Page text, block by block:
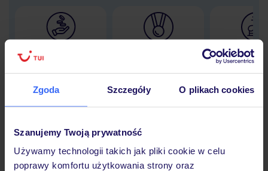
Zgoda Szczegóły O plikach cookies
Szanujemy Twoją prywatność
Używamy technologii takich jak pliki cookie w celu
poprawy komfortu użytkowania strony oraz
30 lat w
Hotel